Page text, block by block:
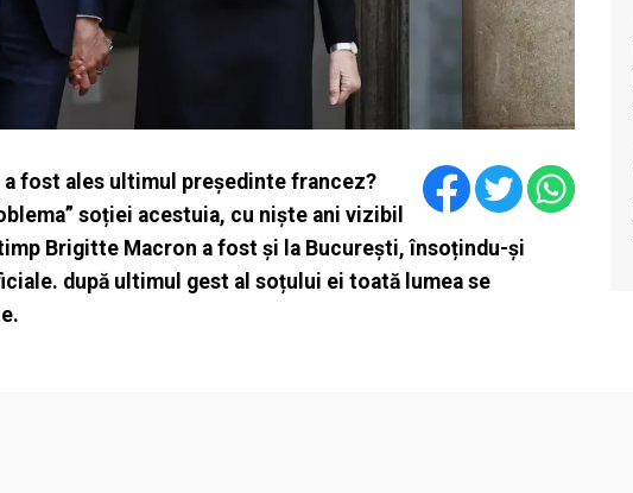
fost ales ultimul președinte francez?
soției acestuia, cu niște ani vizibil
Brigitte Macron a fost și la București, însoțindu-și
după ultimul gest al soțului ei toată lumea se